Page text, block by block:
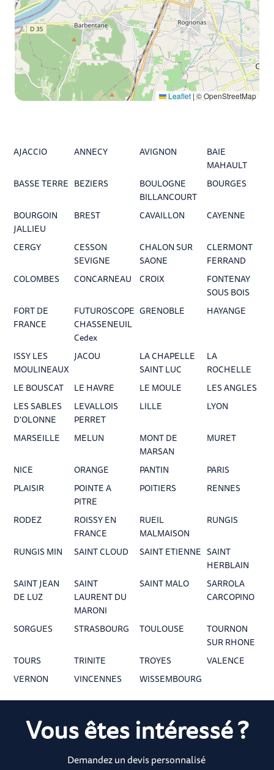
Leaflet | © OpenStreetMap
AJACCIO ANNECY AVIGNON
BAIE
MAHAULT
BASSE TERRE BEZIERS
BOULOGNE
BILLANCOURT
BOURGES
BOURGOIN
JALLIEU
BREST CAVAILLON CAYENNE
CERGY
CESSON
SEVIGNE
CHALON SUR
SAONE
CLERMONT
FERRAND
COLOMBES
CONCARNEAU CROIX
FONTENAY
SOUS BOIS
FORT DE
FRANCE
FUTUROSCOPE
CHASSENEUIL
Cedex
GRENOBLE HAYANGE
ISSY LES
MOULINEAUX
JACOU
LA CHAPELLE
SAINT LUC
LA
ROCHELLE
LE BOUSCAT
LE HAVRE LE MOULE
LES ANGLES
LES SABLES
D'OLONNE
LEVALLOIS
PERRET
LILLE LYON
MARSEILLE MELUN
MONT DE
MARSAN
MURET
NICE ORANGE PANTIN
PARIS
PLAISIR
POINTE A
PITRE
POITIERS RENNES
RODEZ
ROISSY EN
FRANCE
RUEIL
MALMAISON
RUNGIS
RUNGIS MIN SAINT CLOUD SAINT ETIENNE SAINT
HERBLAIN
SAINT JEAN
DE LUZ
SAINT
LAURENT DU
MARONI
SAINT MALO
SARROLA
CARCOPINO
SORGUES STRASBOURG TOULOUSE
TOURNON
SUR RHONE
TOURS
TRINITE TROYES
VALENCE
VERNON
VINCENNES WISSEMBOURG
Vous êtes intéressé ?
Demandez un devis personnalisé